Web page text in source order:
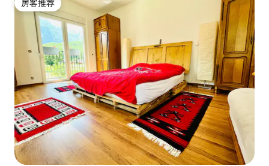
房客推荐
房客推荐